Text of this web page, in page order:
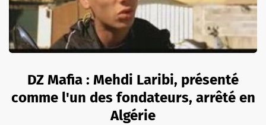
DZ Mafia : Mehdi Laribi, présenté
comme l'un des fondateurs, arrêté en
Algérie